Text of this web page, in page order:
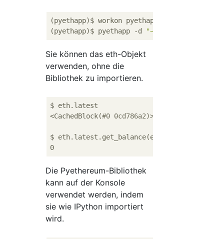
(pyethapp)$ workon pyethapp
(pyethapp)$ pyethapp -d
"~/.config/
Sie können das eth-Objekt
verwenden, ohne die
Bibliothek zu importieren.
$ eth.latest
<CachedBlock(#0 0cd786a2)>
$ eth.latest.get_balance(eth.coinbase)
Die Pyethereum-Bibliothek
kann auf der Konsole
verwendet werden, indem
sie wie IPython importiert
wird.